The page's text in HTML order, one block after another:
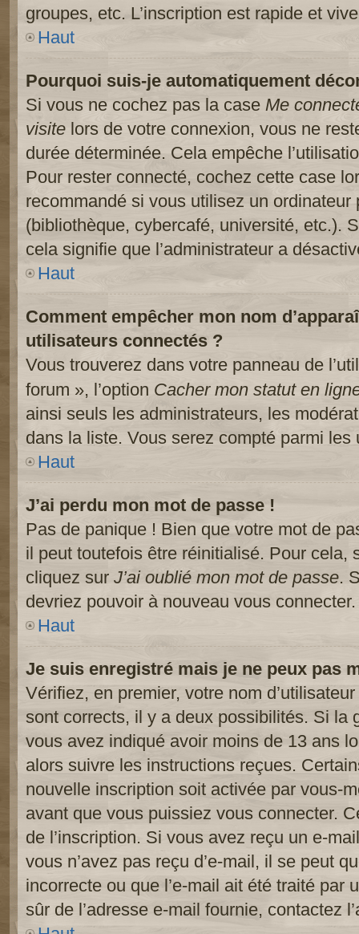
groupes, etc. L’inscription est rapide et
Haut
Pourquoi suis-je automatiquement
Si vous ne cochez pas la case Me
visite lors de votre connexion, vous ne
durée déterminée. Cela empêche
Pour rester connecté, cochez cette case
recommandé si vous utilisez un
(bibliothèque, cybercafé, université, etc.).
cela signifie que l’administrateur a
Haut
Comment empêcher mon nom
utilisateurs connectés ?
Vous trouverez dans votre panneau de
forum », l’option Cacher mon statut en
ainsi seuls les administrateurs, les
dans la liste. Vous serez compté parmi
Haut
J’ai perdu mon mot de passe !
Pas de panique ! Bien que votre mot de
il peut toutefois être réinitialisé. Pour cela,
cliquez sur J’ai oublié mon mot de passe.
devriez pouvoir à nouveau vous connecter.
Haut
Je suis enregistré mais je ne peux pas
Vérifiez, en premier, votre nom
sont corrects, il y a deux possibilités. Si la
vous avez indiqué avoir moins de 13 ans
alors suivre les instructions reçues.
nouvelle inscription soit activée par vous-
avant que vous puissiez vous connecter.
de l’inscription. Si vous avez reçu un e-
vous n’avez pas reçu d’e-mail, il se peut
incorrecte ou que l’e-mail ait été traité par
sûr de l’adresse e-mail fournie, contactez